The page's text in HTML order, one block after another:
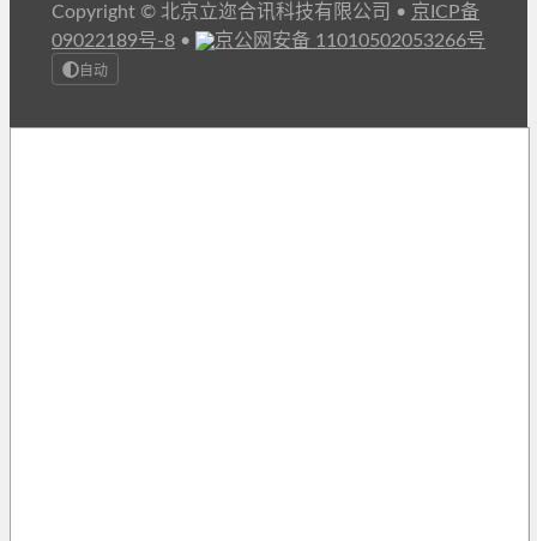
Copyright © 北京立迩合讯科技有限公司 • 京ICP备
09022189号-8 • 京公网安备 11010502053266号
自动